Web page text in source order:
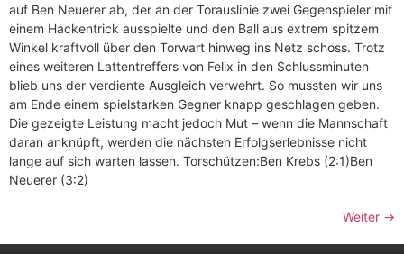
auf Ben Neuerer ab, der an der Torauslinie zwei Gegenspieler mit
einem Hackentrick ausspielte und den Ball aus extrem spitzem
Winkel kraftvoll über den Torwart hinweg ins Netz schoss. Trotz
eines weiteren Lattentreffers von Felix in den Schlussminuten
blieb uns der verdiente Ausgleich verwehrt. So mussten wir uns
am Ende einem spielstarken Gegner knapp geschlagen geben.
Die gezeigte Leistung macht jedoch Mut – wenn die Mannschaft
daran anknüpft, werden die nächsten Erfolgserlebnisse nicht
lange auf sich warten lassen. Torschützen:Ben Krebs (2:1)Ben
Neuerer (3:2)
Weiter →